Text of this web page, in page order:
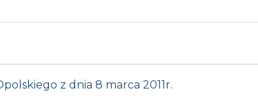
z dnia 8 marca 2011r.